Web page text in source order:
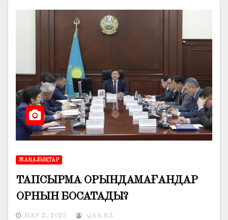
ЖАҢАЛЫҚТАР
ТАПСЫРМА ОРЫНДАМАҒАНДАР
ОРНЫН БОСАТАДЫ?
НАУ 2, 2023 QAA.KZ